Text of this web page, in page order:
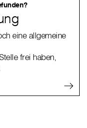
eine allgemeine
frei haben,